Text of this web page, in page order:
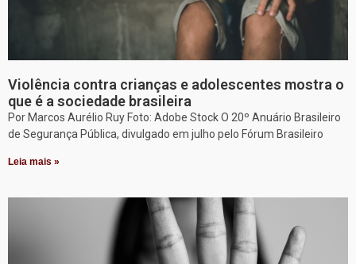
Violência contra crianças e adolescentes mostra o
que é a sociedade brasileira
Por Marcos Aurélio Ruy Foto: Adobe Stock O 20º Anuário Brasileiro
de Segurança Pública, divulgado em julho pelo Fórum Brasileiro
Leia mais »